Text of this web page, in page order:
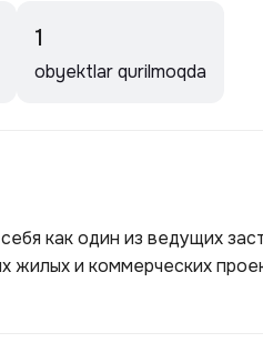
1
obyektlar qurilmoqda
как один из ведущих
жилых и коммерческих
современных и